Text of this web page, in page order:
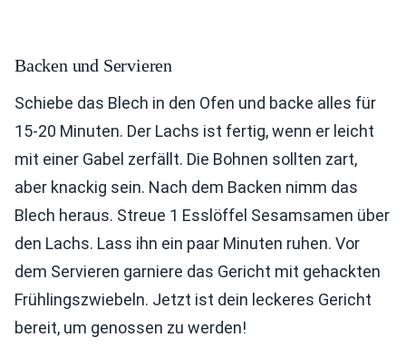
Backen und Servieren
Schiebe das Blech in den Ofen und backe alles für
15-20 Minuten. Der Lachs ist fertig, wenn er leicht
mit einer Gabel zerfällt. Die Bohnen sollten zart,
aber knackig sein. Nach dem Backen nimm das
Blech heraus. Streue 1 Esslöffel Sesamsamen über
den Lachs. Lass ihn ein paar Minuten ruhen. Vor
dem Servieren garniere das Gericht mit gehackten
Frühlingszwiebeln. Jetzt ist dein leckeres Gericht
bereit, um genossen zu werden!